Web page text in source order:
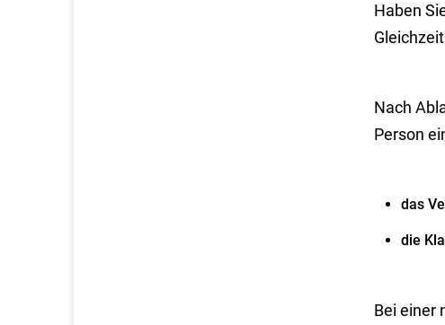
Haben
Nach
Person
das
die
Bei einer